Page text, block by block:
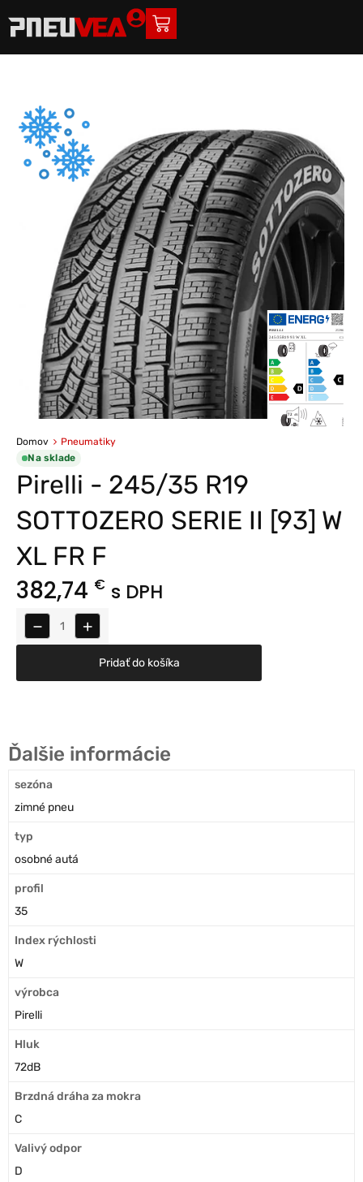
Domov
Pneumatiky
Na sklade
Pirelli - 245/35 R19
SOTTOZERO SERIE II [93] W
XL FR F
382,74 € s DPH
− +
Pridať do košíka
Ďalšie informácie
sezóna
zimné pneu
typ
osobné autá
profil
35
Index rýchlosti
W
výrobca
Pirelli
Hluk
72dB
Brzdná dráha za mokra
C
Valivý odpor
D